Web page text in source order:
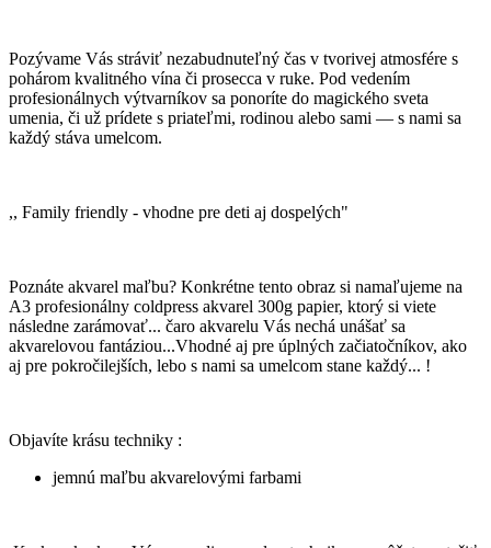
Pozývame Vás stráviť nezabudnuteľný čas v tvorivej atmosfére s
pohárom kvalitného vína či prosecca v ruke. Pod vedením
profesionálnych výtvarníkov sa ponoríte do magického sveta
umenia, či už prídete s priateľmi, rodinou alebo sami — s nami sa
každý stáva umelcom.
,, Family friendly - vhodne pre deti aj dospelých"
Poznáte akvarel maľbu? Konkrétne tento obraz si namaľujeme na
A3 profesionálny coldpress akvarel 300g papier, ktorý si viete
následne zarámovať... čaro akvarelu Vás nechá unášať sa
akvarelovou fantáziou...Vhodné aj pre úplných začiatočníkov, ako
aj pre pokročilejších, lebo s nami sa umelcom stane každý... !
Objavíte krásu techniky :
jemnú maľbu akvarelovými farbami